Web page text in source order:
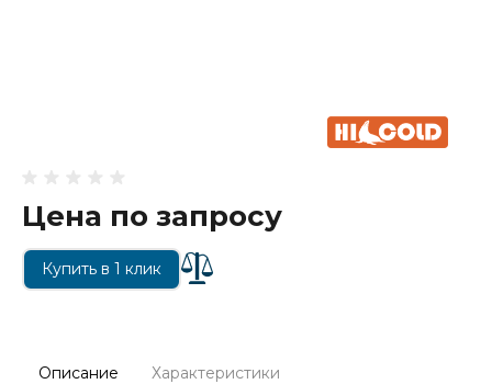
Цена по запросу
Купить в 1 клик
Описание Характеристики